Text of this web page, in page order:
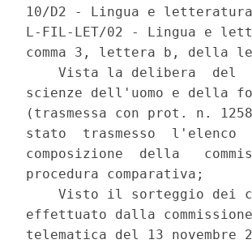
10/D2 - Lingua e
L-FIL-LET/02 - Lingua e
comma 3, lettera b, della
Vista la delibera  del
scienze dell'uomo e della
(trasmessa con prot. n.
stato  trasmesso
composizione  della
procedura comparativa;
Visto il sorteggio dei
effettuato dalla
telematica del 13 novembre